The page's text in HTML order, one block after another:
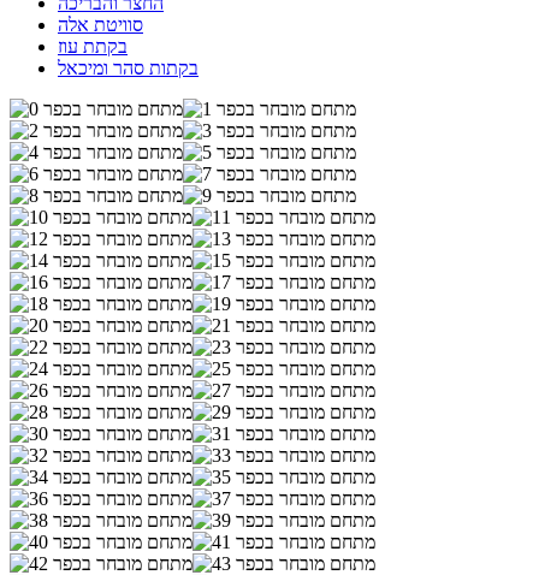
סוויטת אלה
בקתת עוז
בקתות סהר ומיכאל